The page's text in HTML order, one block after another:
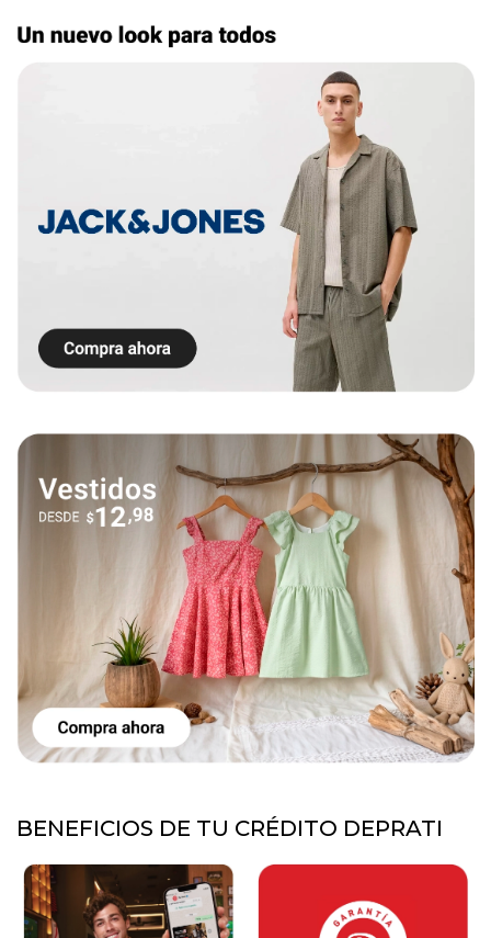
BENEFICIOS DE TU CRÉDITO DEPRATI